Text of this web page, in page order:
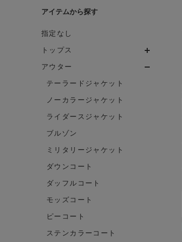
アイテム
指定なし
トップス
アウター
テーラードジャケット
ノーカラージャケット
ライダースジャケット
ブルゾン
ミリタリージャケット
ダウンコート
ダッフルコート
モッズコート
ピーコート
ステンカラーコート